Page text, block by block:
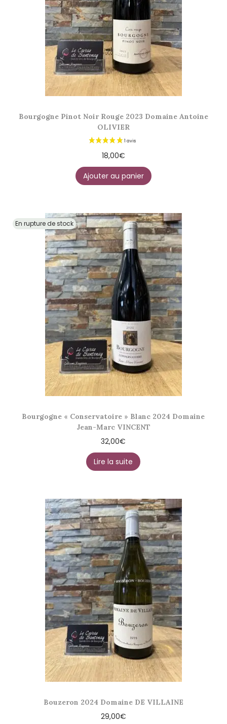
Bourgogne Pinot Noir Rouge 2023 Domaine Antoine
OLIVIER
18,00€
Ajouter au panier
En rupture de stock
Bourgogne « Conservatoire » Blanc 2024 Domaine
Jean-Marc VINCENT
32,00€
Lire la suite
Bouzeron 2024 Domaine DE VILLAINE
29,00€